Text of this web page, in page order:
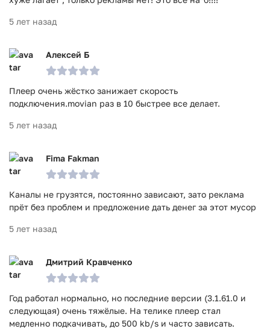
5 лет назад
Алексей Б
Плеер очень жёстко занижает скорость
подключения.movian раз в 10 быстрее все делает.
5 лет назад
Fima Fakman
Каналы не грузятся, постоянно зависают, зато реклама
прёт без проблем и предложение дать денег за этот мусор
5 лет назад
Дмитрий Кравченко
Год работал нормально, но последние версии (3.1.61.0 и
следующая) очень тяжёлые. На телике плеер стал
медленно подкачивать, до 500 kb/s и часто зависать.